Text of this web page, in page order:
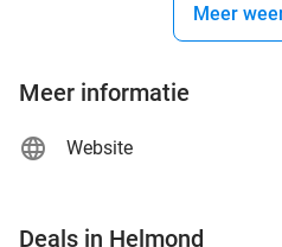
Meer
Meer informatie
Website
Deals in Helmond